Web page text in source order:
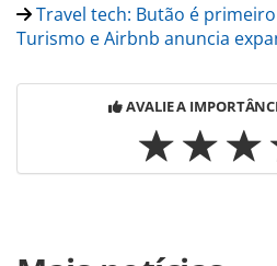
Travel tech: Butão é
Turismo e Airbnb anuncia
AVALIE A